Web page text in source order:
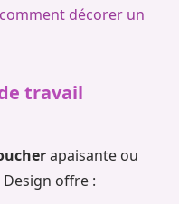
comment décorer un
travail
apaisante ou
offre :